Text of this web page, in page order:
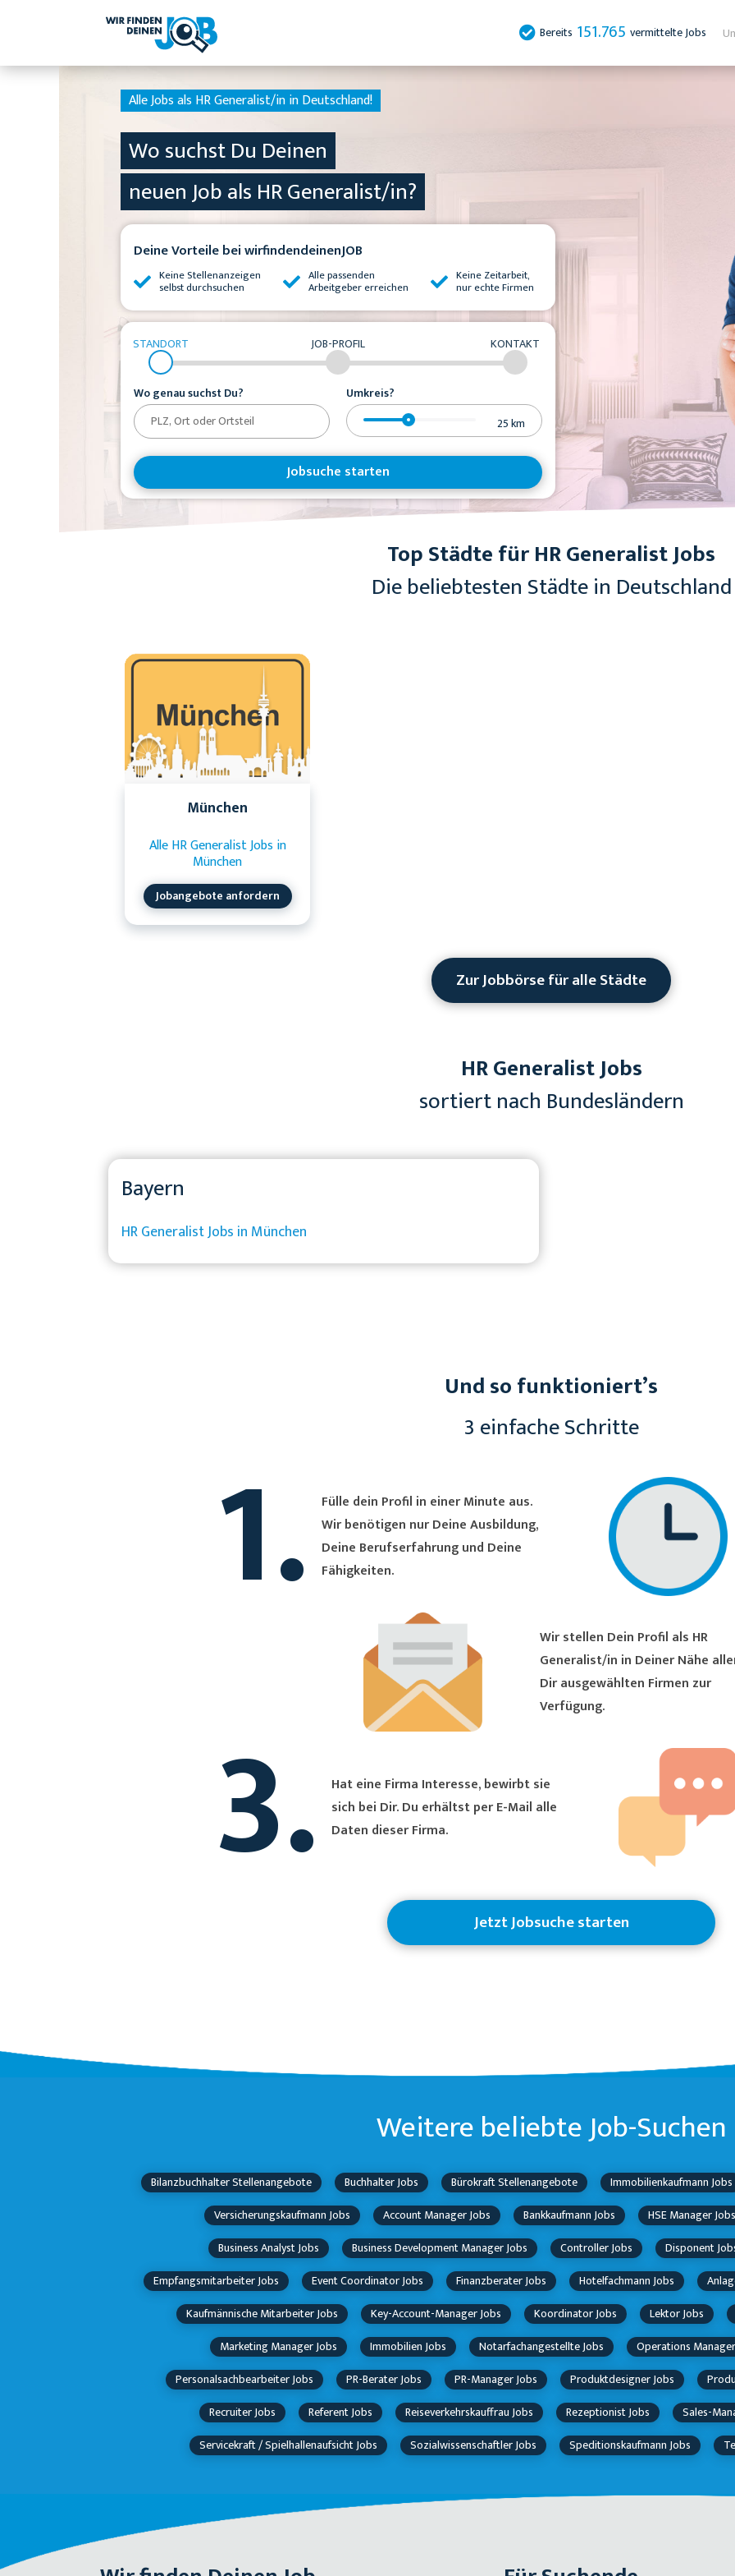
Bereits 151.765 vermittelte Jobs
Alle Jobs als HR Generalist/in in Deutschland!
Wo suchst Du Deinen
neuen Job als HR Generalist/in?
Deine Vorteile bei wirfindendeinenJOB
Keine Stellenanzeigen
selbst durchsuchen
Alle passenden
Arbeitgeber erreichen
Keine Zeitarbeit,
nur echte Firmen
STANDORT JOB-PROFIL KONTAKT
Wo genau suchst Du?
Umkreis?
25km
Jobsuche starten
Top Städte für HR Generalist Jobs
Die beliebtesten Städte in Deutschland
München
Alle HR Generalist Jobs in
München
Jobangebote anfordern
Zur Jobbörse für alle Städte
HR Generalist Jobs
sortiert nach Bundesländern
Bayern
HR Generalist Jobs in München
Und so funktioniert’s
3 einfache Schritte
1.
Fülle dein Profil in einer Minute aus.
Wir benötigen nur Deine Ausbildung,
Deine Berufserfahrung und Deine
Fähigkeiten.
Wir stellen Dein Profil als HR
Generalist/in in Deiner Nähe allen von
Dir ausgewählten Firmen zur
Verfügung.
3.
Hat eine Firma Interesse, bewirbt sie
sich bei Dir. Du erhältst per E-Mail alle
Daten dieser Firma.
Jetzt Jobsuche starten
Weitere beliebte Job-Suchen
Bilanzbuchhalter Stellenangebote Buchhalter Jobs Bürokraft Stellenangebote
Immobilienkaufmann Jobs
Versicherungskaufmann Jobs
Account Manager Jobs Bankkaufmann Jobs
HSE Manager Jobs
Business Analyst Jobs
Business Development Manager Jobs Controller Jobs
Disponent
Empfangsmitarbeiter Jobs
Event Coordinator Jobs Finanzberater Jobs Hotelfachmann Jobs
Kaufmännische Mitarbeiter Jobs
Key-Account-Manager Jobs Koordinator Jobs
Lektor Jobs
Marketing Manager Jobs
Immobilien Jobs Notarfachangestellte Jobs
Operations
Personalsachbearbeiter Jobs
PR-Berater Jobs PR-Manager Jobs Produktdesigner Jobs
Recruiter Jobs
Referent Jobs Reiseverkehrskauffrau Jobs Rezeptionist Jobs
Sales-
Servicekraft / Spielhallenaufsicht Jobs
Sozialwissenschaftler Jobs Speditionskaufmann Jobs